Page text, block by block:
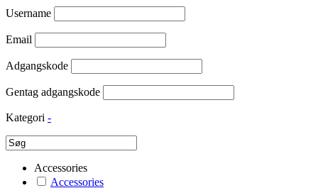
Username
Email
Adgangskode
Gentag adgangskode
Kategori -
Accessories
Accessories